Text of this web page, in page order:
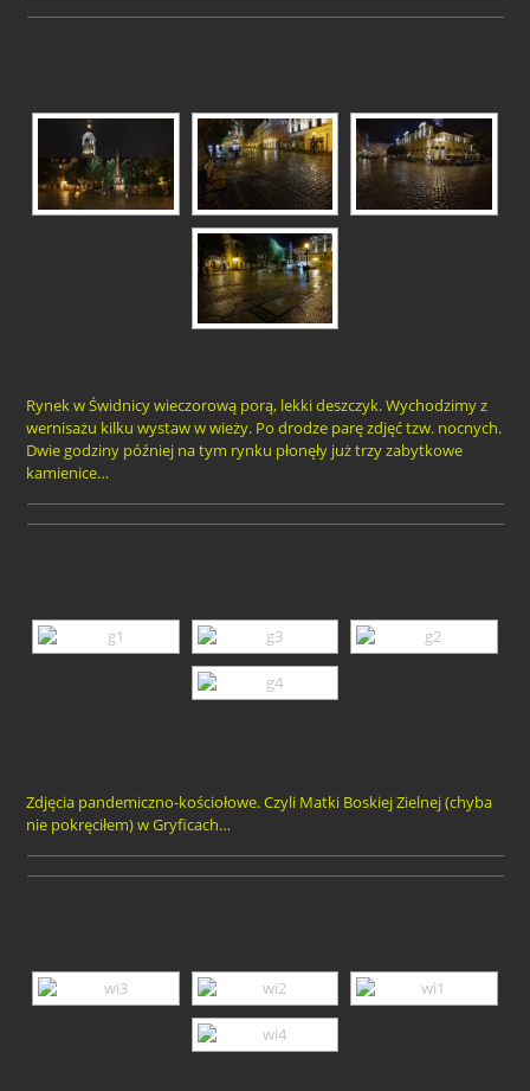
Rynek w Świdnicy wieczorową porą, lekki deszczyk. Wychodzimy z
wernisażu kilku wystaw w wieży. Po drodze parę zdjęć tzw. nocnych.
Dwie godziny później na tym rynku płonęły już trzy zabytkowe
kamienice…
Zdjęcia pandemiczno-kościołowe. Czyli Matki Boskiej Zielnej (chyba
nie pokręciłem) w Gryficach…